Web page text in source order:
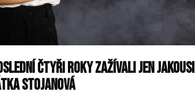
čtyři roky zažívali jen jakousi
Stojanová